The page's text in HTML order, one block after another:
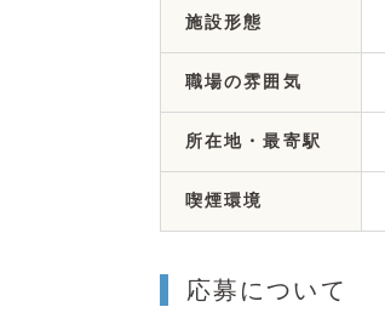
施設形態
職場の雰囲気
所在地・最寄駅
喫煙環境
応募について